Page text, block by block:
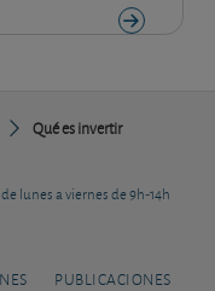
Qué es invertir
de lunes a viernes de 9h-14h
PUBLICACIONES